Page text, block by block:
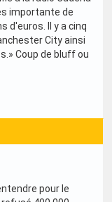
importante de
d'euros. Il y a cinq
City ainsi
Coup de bluff ou
pour le